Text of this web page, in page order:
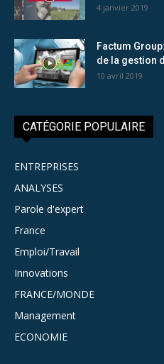
4 janvier 2019
Factum
de la gestion
10 avril 2019
CATÉGORIE POPULAIRE
ENTREPRISES
ANALYSES
Parole d'expert
France
Emploi/Travail
Innovations
FRANCE/MONDE
Management
ECONOMIE